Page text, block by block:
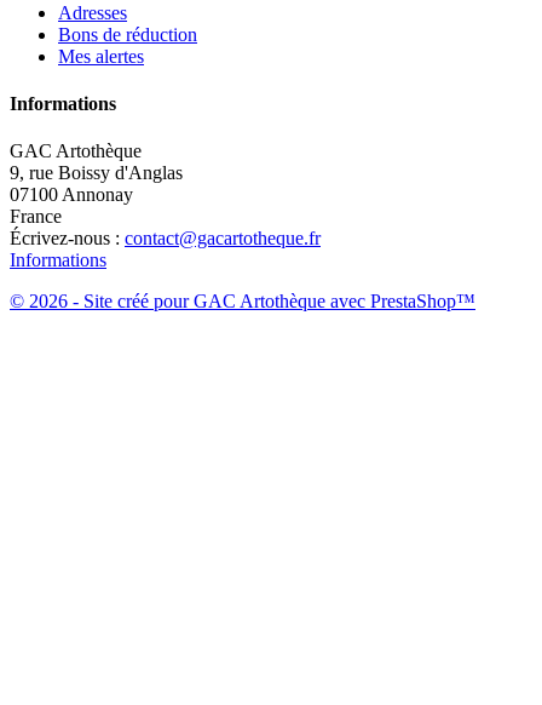
Adresses
Bons de réduction
Mes alertes
Informations
GAC Artothèque
9, rue Boissy d'Anglas
07100 Annonay
France
Écrivez-nous : contact@gacartotheque.fr
Informations
© 2026 - Site créé pour GAC Artothèque avec PrestaShop™